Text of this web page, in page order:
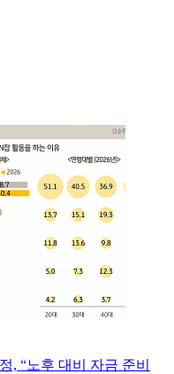
, “노후 대비 자금 준비